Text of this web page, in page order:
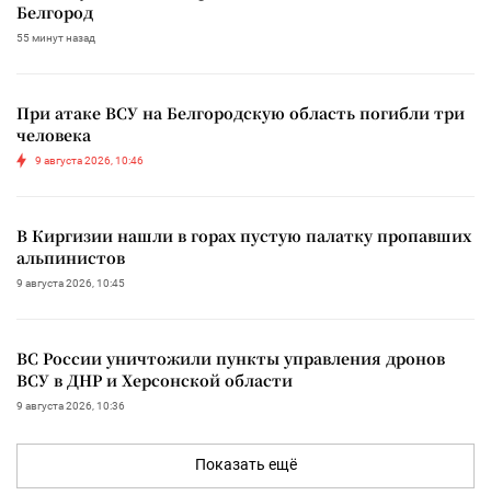
Белгород
55 минут назад
При атаке ВСУ на Белгородскую область погибли три
человека
9 августа 2026, 10:46
В Киргизии нашли в горах пустую палатку пропавших
альпинистов
9 августа 2026, 10:45
ВС России уничтожили пункты управления дронов
ВСУ в ДНР и Херсонской области
9 августа 2026, 10:36
Показать ещё